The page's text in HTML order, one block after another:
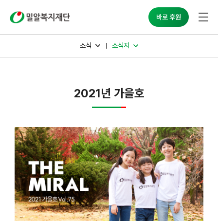
바로 후원
소식 소식지
2021년 가을호